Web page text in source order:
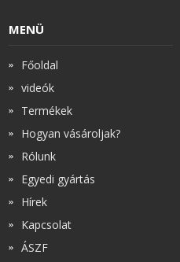
MENÜ
Főoldal
videók
Termékek
Hogyan vásároljak?
Rólunk
Egyedi gyártás
Hírek
Kapcsolat
ÁSZF